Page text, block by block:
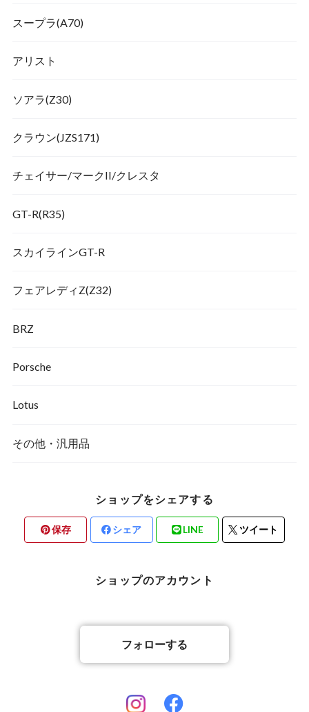
スープラ(A70)
アリスト
ソアラ(Z30)
クラウン(JZS171)
チェイサー/マークII/クレスタ
GT-R(R35)
スカイラインGT-R
フェアレディZ(Z32)
BRZ
Porsche
Lotus
その他・汎用品
ショップをシェアする
保存 シェア LINE ツイート
ショップのアカウント
フォローする